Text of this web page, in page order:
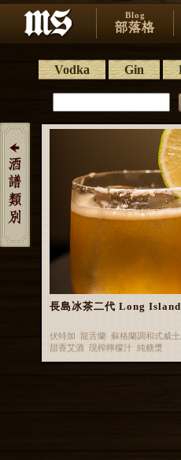
Blog
部落格
Vodka Gin
長島冰茶二代 Long
伏特加 龍舌蘭 蘇格蘭調和式威
甜香艾酒 現榨檸檬汁 純糖漿